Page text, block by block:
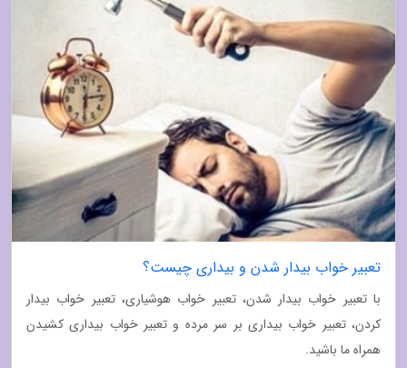
تعبیر خواب بیدار شدن و بیداری چیست؟
با تعبیر خواب بیدار شدن، تعبیر خواب هوشیاری، تعبیر خواب بیدار
کردن، تعبیر خواب بیداری بر سر مرده و تعبیر خواب بیداری کشیدن
همراه ما باشید.